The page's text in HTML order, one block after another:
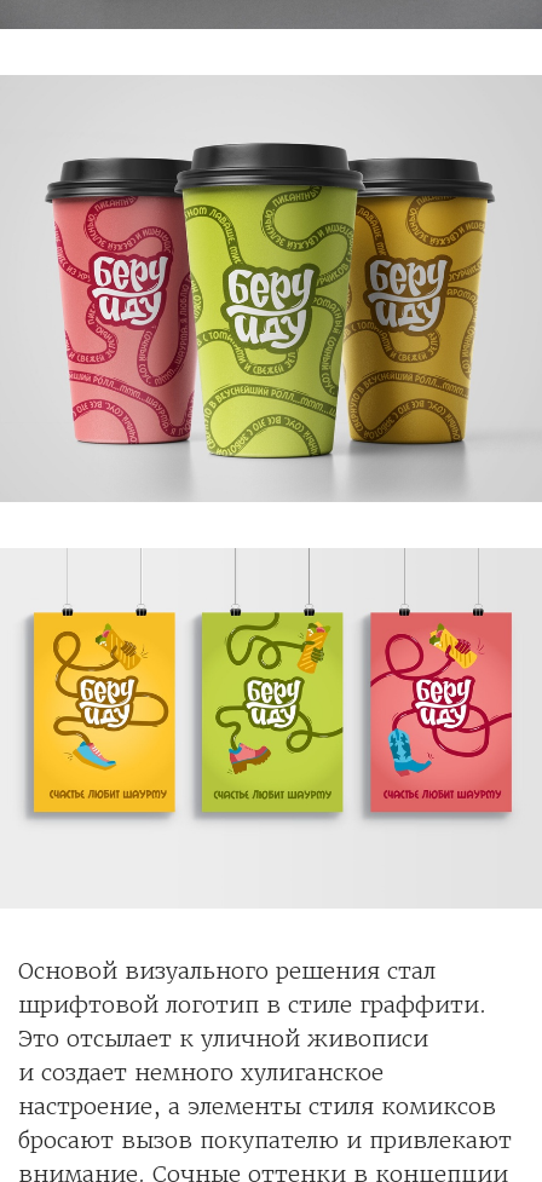
Основой визуального решения стал
шрифтовой логотип в стиле граффити.
Это отсылает к уличной живописи
и создает немного хулиганское
настроение, а элементы стиля комиксов
бросают вызов покупателю и привлекают
внимание. Сочные оттенки в концепции